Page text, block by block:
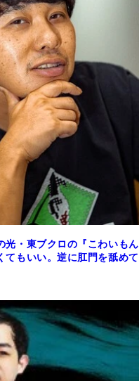
光・東ブクロの『こわいもん
てもいい。逆に肛門を舐めて